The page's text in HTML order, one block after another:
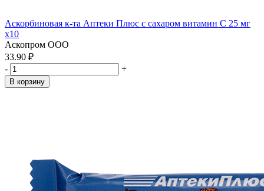
Аскорбиновая к-та Аптеки Плюс с сахаром витамин С 25 мг
x10
Аскопром ООО
33.90 ₽
-
+
В корзину